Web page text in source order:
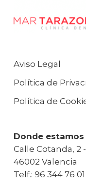
Aviso Legal
Política de
Política de
Donde estamos
Calle Cotanda, 2
46002 Valencia
Telf.: 96 344 76 01